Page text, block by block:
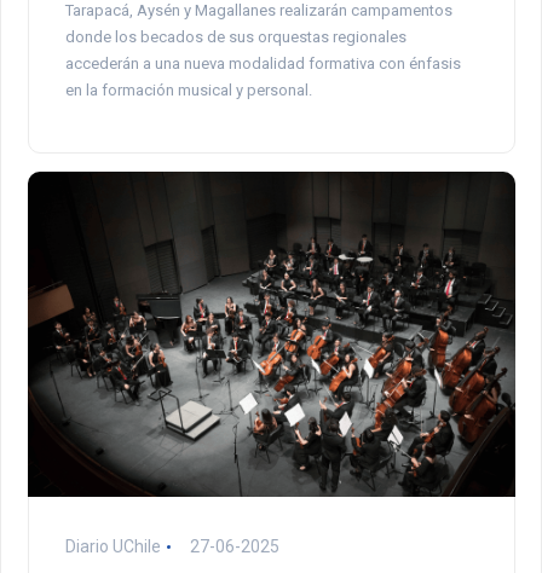
Tarapacá, Aysén y Magallanes realizarán campamentos
donde los becados de sus orquestas regionales
accederán a una nueva modalidad formativa con énfasis
en la formación musical y personal.
Diario UChile 27-06-2025